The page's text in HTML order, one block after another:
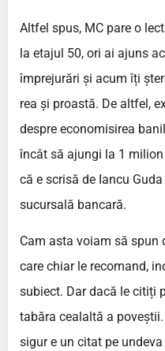
Altfel spus, MC pare o
la etajul 50, ori ai ajuns
împrejurări și acum îți
rea și proastă. De altfel,
despre economisirea
încât să ajungi la 1
că e scrisă de Iancu
sucursală bancară.
Cam asta voiam să spun
care chiar le recomand,
subiect. Dar dacă le citiți
tabăra cealaltă a
sigur e un citat pe undeva